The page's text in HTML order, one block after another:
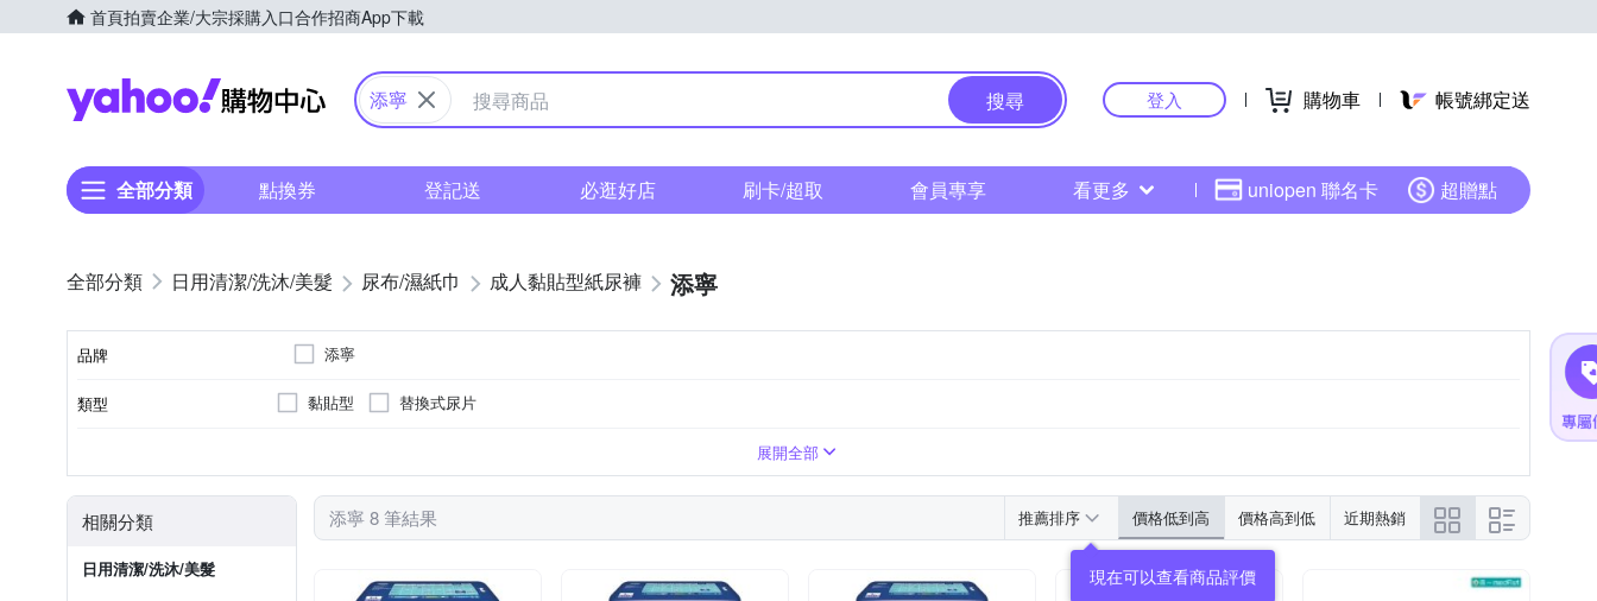
首頁拍賣企業/大宗採購入口合作招商App下載
Yahoo購物中心
添寧 搜尋 登入 購物車 帳號綁定送
全部分類 點換券 登記送 必逛好店 刷卡/超取 會員專享 看更多 uniopen 聯名卡 超贈點
日用清潔/洗沐/美髮 尿布/濕紙巾 成人黏貼型紙尿褲 添寧
品牌 添寧
類型 黏貼型 替換式尿片
展開全部
相關分類
日用清潔/洗沐/美髮
添寧 8 筆結果 推薦排序 價格低到高 價格高到低 近期熱銷
現在可以查看商品評價